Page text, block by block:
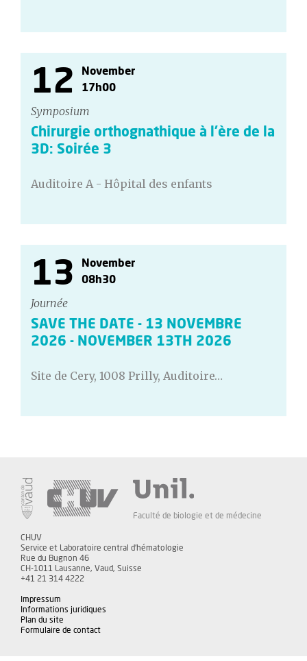
12
November
17h00
Symposium
Chirurgie orthognathique à l’ère de la
3D: Soirée 3
Auditoire A - Hôpital des enfants
13
November
08h30
Journée
SAVE THE DATE - 13 NOVEMBRE
2026 - NOVEMBER 13TH 2026
Site de Cery, 1008 Prilly, Auditoire…
Faculté de biologie et de médecine
CHUV
Service et Laboratoire central d'hématologie
Rue du Bugnon 46
CH-1011 Lausanne, Vaud, Suisse
+41 21 314 4222
Impressum
Informations juridiques
Plan du site
Formulaire de contact